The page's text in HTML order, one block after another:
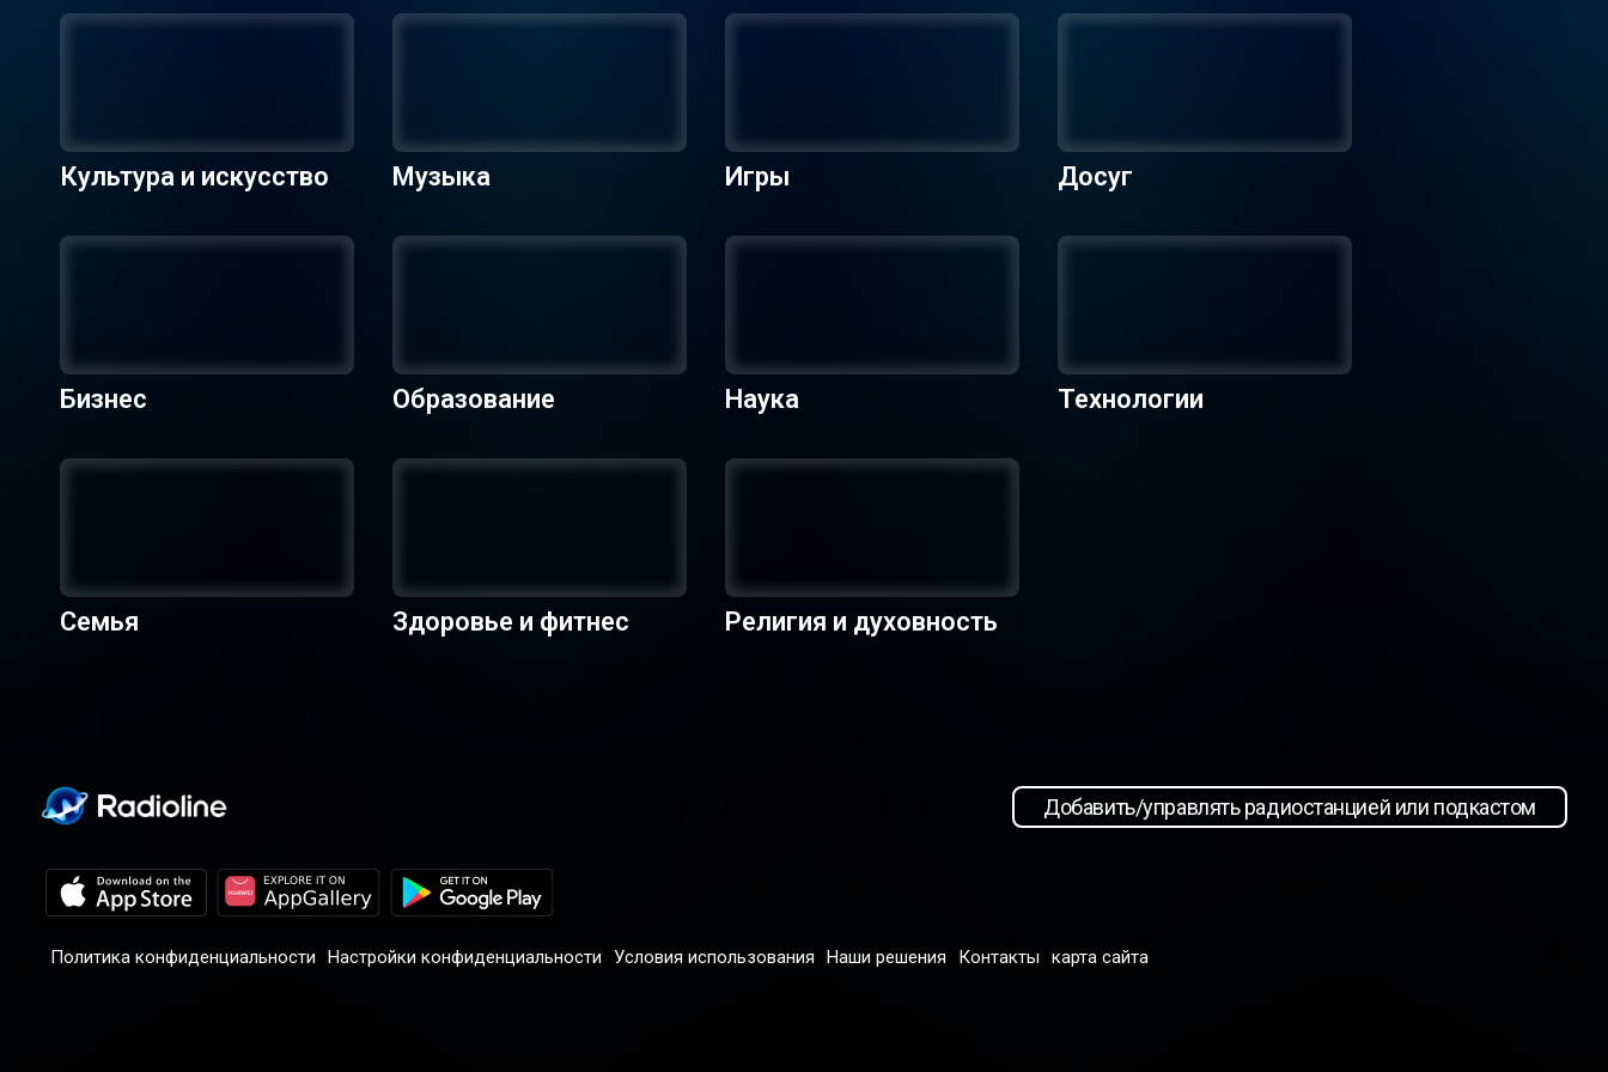
Культура и искусство Музыка Игры Досуг
Бизнес Образование Наука Технологии
Семья Здоровье и фитнес Религия и духовность
Добавить/управлять радиостанцией или подкастом
Политика конфиденциальности Настройки конфиденциальности Условия использования Наши решения Контакты карта сайта